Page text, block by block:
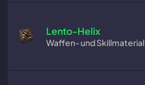
Lento-Helix
Waffen- und Skillmaterial